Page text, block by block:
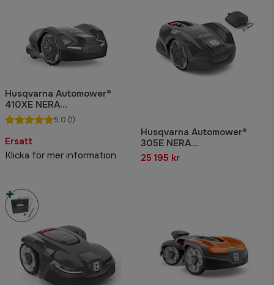
Husqvarna Automower®
410XE NERA
Robotgräsklippare
5.0 (1)
Ersatt
Klicka för mer information
Husqvarna Automower®
305E NERA
Robotgräsklippare med
slinglös teknik
25 195 kr